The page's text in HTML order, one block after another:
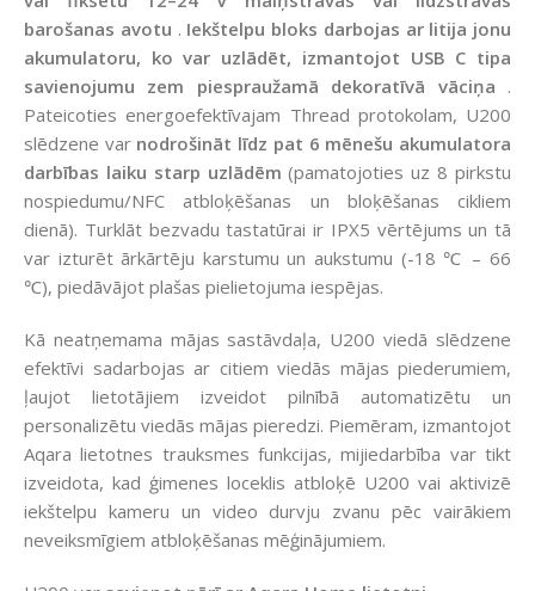
barošanas avotu . Iekštelpu bloks darbojas ar litija jonu
akumulatoru, ko var uzlādēt, izmantojot USB C tipa
savienojumu zem piespraužamā dekoratīvā vāciņa .
Pateicoties energoefektīvajam Thread protokolam, U200
slēdzene var nodrošināt līdz pat 6 mēnešu akumulatora
darbības laiku starp uzlādēm (pamatojoties uz 8 pirkstu
nospiedumu/NFC atbloķēšanas un bloķēšanas cikliem
dienā). Turklāt bezvadu tastatūrai ir IPX5 vērtējums un tā
var izturēt ārkārtēju karstumu un aukstumu (-18 ℃ – 66
℃), piedāvājot plašas pielietojuma iespējas.
Kā neatņemama mājas sastāvdaļa, U200 viedā slēdzene
efektīvi sadarbojas ar citiem viedās mājas piederumiem,
ļaujot lietotājiem izveidot pilnībā automatizētu un
personalizētu viedās mājas pieredzi. Piemēram, izmantojot
Aqara lietotnes trauksmes funkcijas, mijiedarbība var tikt
izveidota, kad ģimenes loceklis atbloķē U200 vai aktivizē
iekštelpu kameru un video durvju zvanu pēc vairākiem
neveiksmīgiem atbloķēšanas mēģinājumiem.